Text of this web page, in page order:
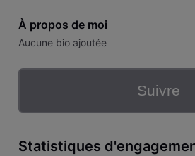
À propos de moi
Aucune bio ajoutée
Suivre
Statistiques